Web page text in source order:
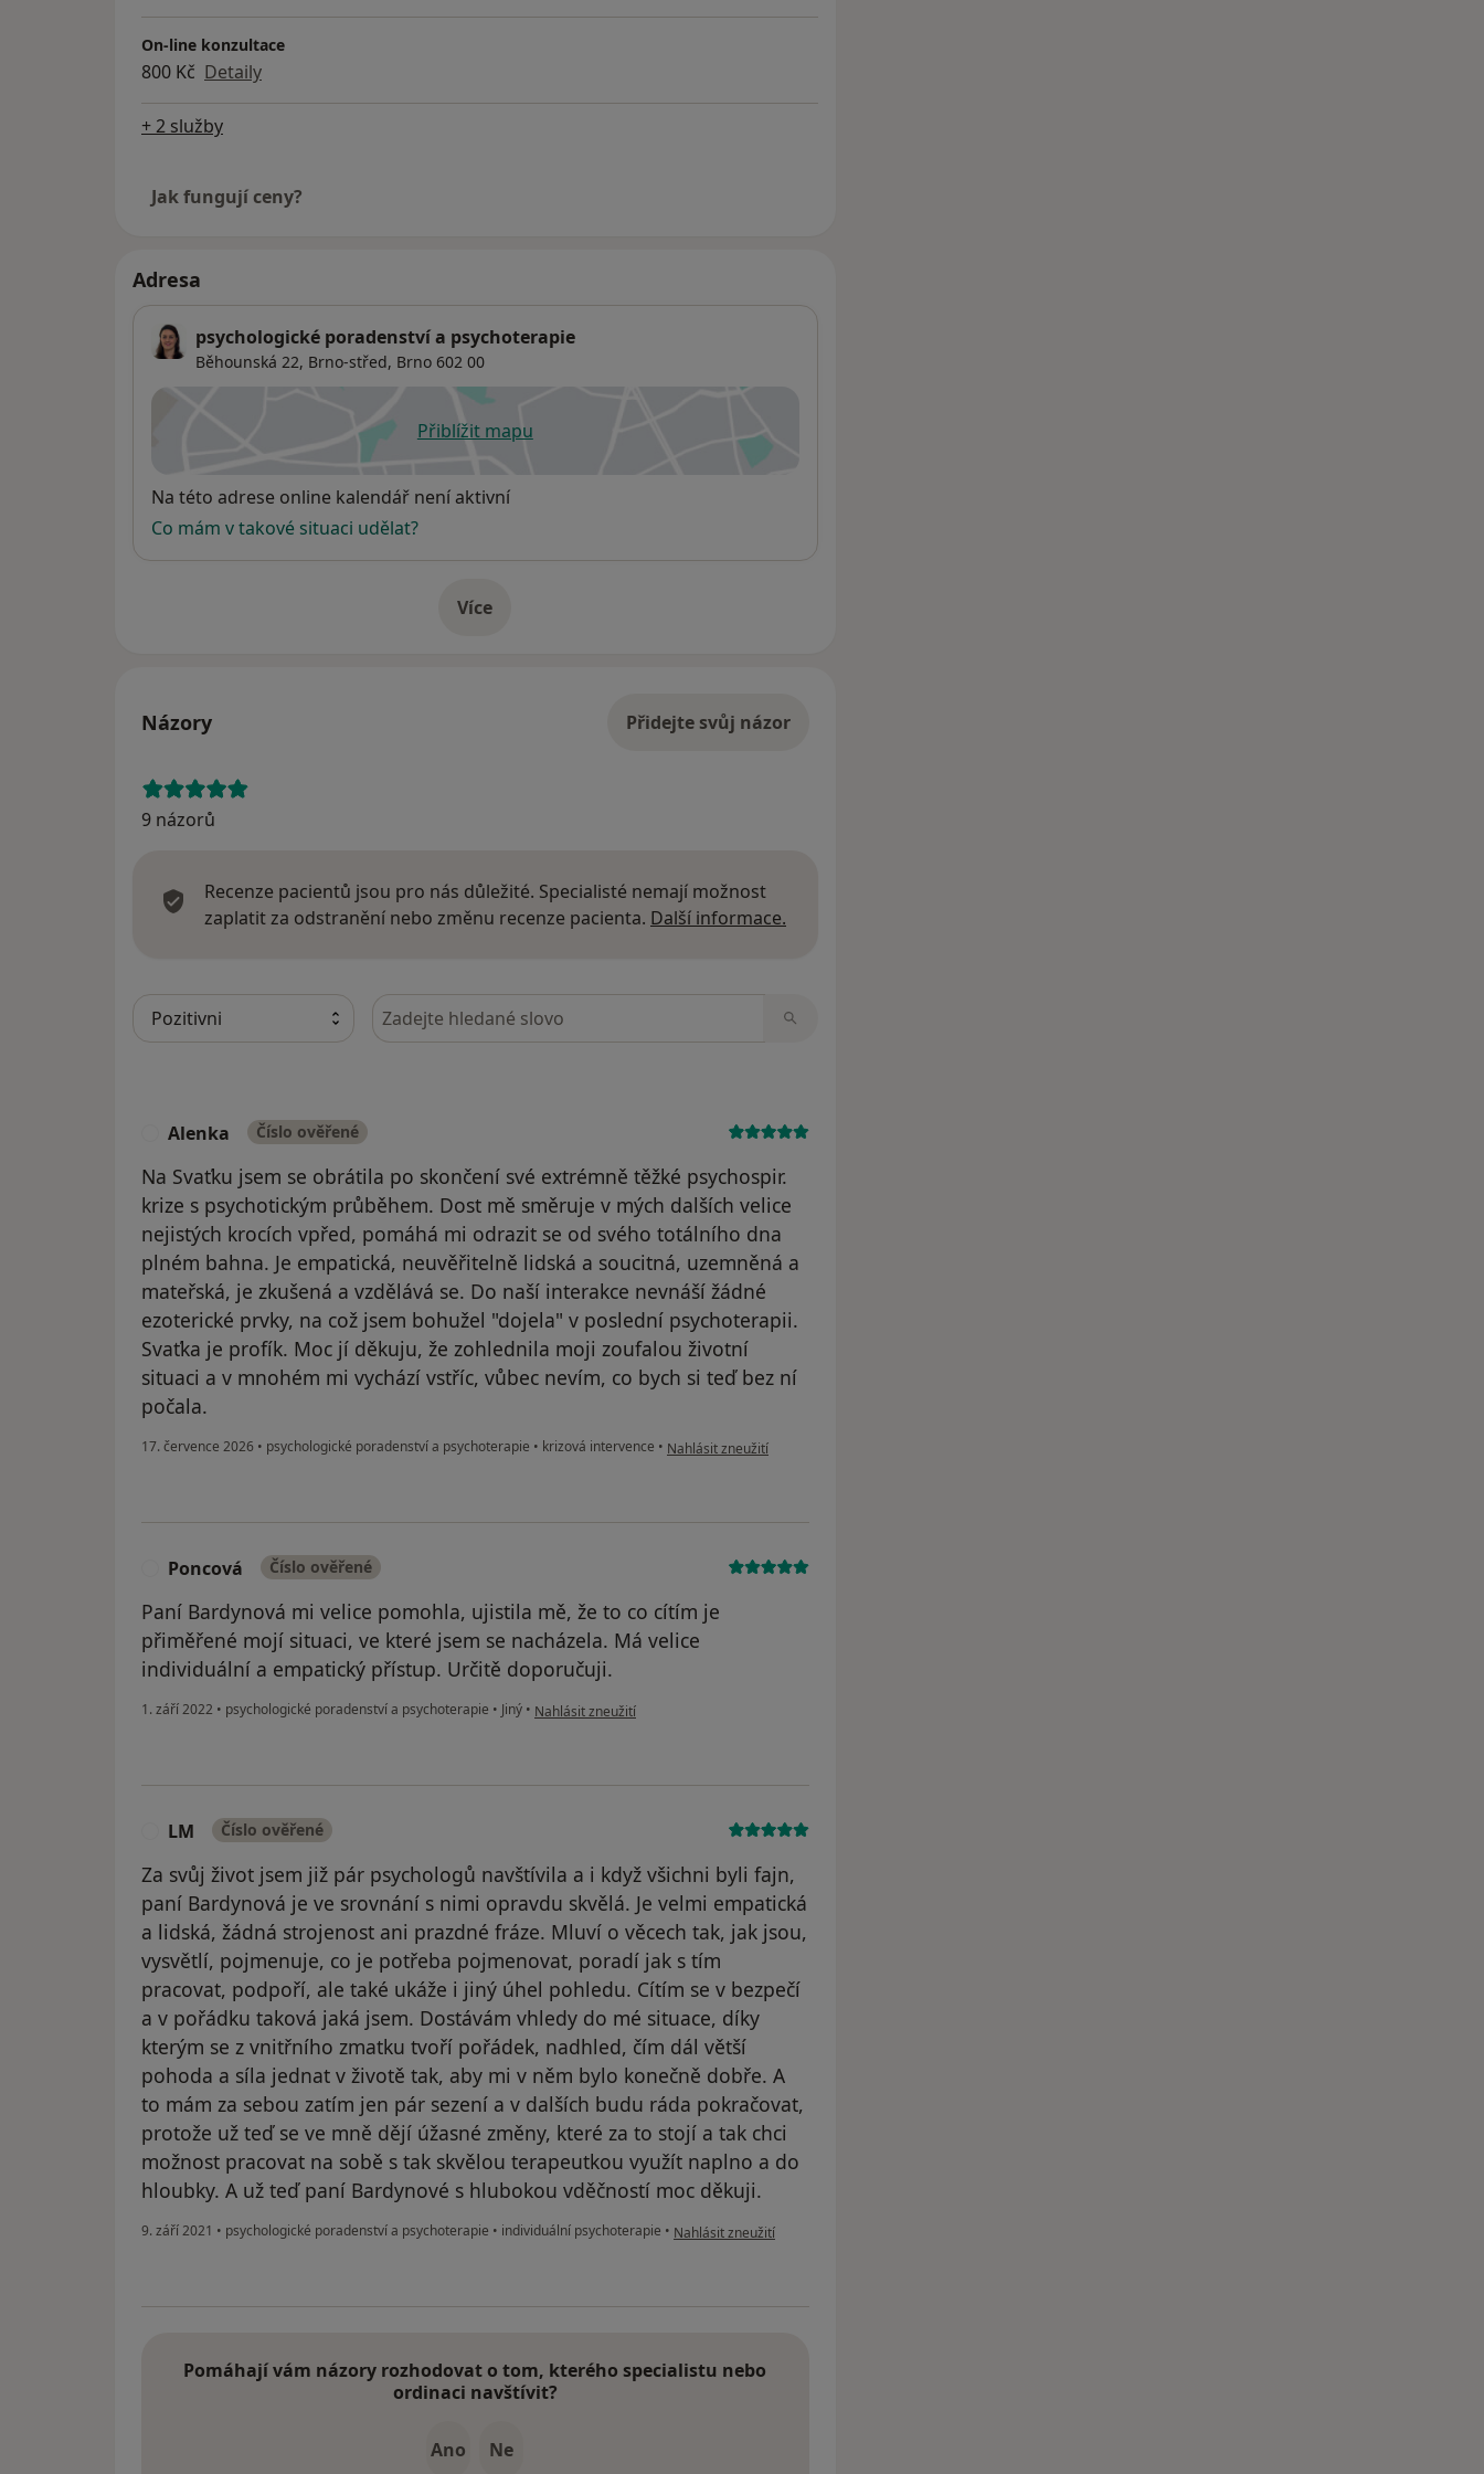
On-line konzultace
800 Kč Detaily
+ 2 služby
Jak fungují ceny?
Adresa
psychologické poradenství a psychoterapie
Běhounská 22, Brno-střed, Brno 602 00
Přiblížit mapuse otevře v nové záložce
Dostupnost
Na této adrese online kalendář není aktivní
Co mám v takové situaci udělat?
Víceo adrese
Názory Přidejte svůj názor
9 názorů
Recenze pacientů jsou pro nás důležité. Specialisté nemají možnost
zaplatit za odstranění nebo změnu recenze pacienta. Další informace.
Hledejte v názorech
Alenka Číslo ověřené
Na Svaťku jsem se obrátila po skončení své extrémně těžké psychospir.
krize s psychotickým průběhem. Dost mě směruje v mých dalších velice
nejistých krocích vpřed, pomáhá mi odrazit se od svého totálního dna
plném bahna. Je empatická, neuvěřitelně lidská a soucitná, uzemněná a
mateřská, je zkušená a vzdělává se. Do naší interakce nevnáší žádné
ezoterické prvky, na což jsem bohužel "dojela" v poslední psychoterapii.
Svaťka je profík. Moc jí děkuju, že zohlednila moji zoufalou životní
situaci a v mnohém mi vychází vstříc, vůbec nevím, co bych si teď bez ní
počala.
17. července 2026 • psychologické poradenství a psychoterapie • krizová intervence • podle názoru uživatele Alenka
Nahlásit zneužití
Poncová Číslo ověřené
Paní Bardynová mi velice pomohla, ujistila mě, že to co cítím je
přiměřené mojí situaci, ve které jsem se nacházela. Má velice
individuální a empatický přístup. Určitě doporučuji.
1. září 2022 • psychologické poradenství a psychoterapie • Jiný • podle názoru uživatele Poncová
Nahlásit zneužití
LM Číslo ověřené
Za svůj život jsem již pár psychologů navštívila a i když všichni byli fajn,
paní Bardynová je ve srovnání s nimi opravdu skvělá. Je velmi empatická
a lidská, žádná strojenost ani prazdné fráze. Mluví o věcech tak, jak jsou,
vysvětlí, pojmenuje, co je potřeba pojmenovat, poradí jak s tím
pracovat, podpoří, ale také ukáže i jiný úhel pohledu. Cítím se v bezpečí
a v pořádku taková jaká jsem. Dostávám vhledy do mé situace, díky
kterým se z vnitřního zmatku tvoří pořádek, nadhled, čím dál větší
pohoda a síla jednat v životě tak, aby mi v něm bylo konečně dobře. A
to mám za sebou zatím jen pár sezení a v dalších budu ráda pokračovat,
protože už teď se ve mně dějí úžasné změny, které za to stojí a tak chci
možnost pracovat na sobě s tak skvělou terapeutkou využít naplno a do
hloubky. A už teď paní Bardynové s hlubokou vděčností moc děkuji.
9. září 2021 • psychologické poradenství a psychoterapie • individuální psychoterapie • podle názoru uživatele LM
Nahlásit zneužití
Pomáhají vám názory rozhodovat o tom, kterého specialistu nebo
ordinaci navštívit?
Ano Ne